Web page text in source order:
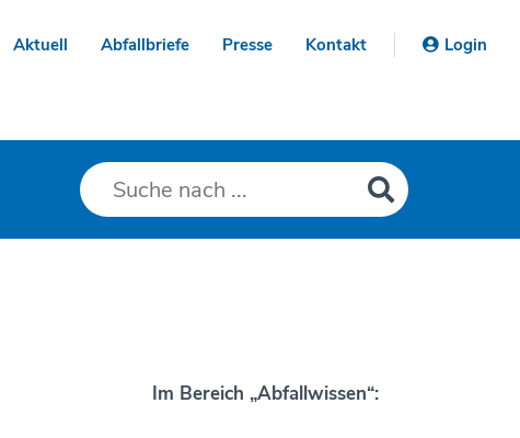
Aktuell Abfallbriefe Presse Kontakt Login
Im Bereich „Abfallwissen“: